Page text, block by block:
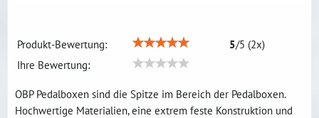
Produkt-Bewertung: 5/5 (2x)
Ihre Bewertung:
OBP Pedalboxen sind die Spitze im Bereich der Pedalboxen.
Hochwertige Materialien, eine extrem feste Konstruktion und